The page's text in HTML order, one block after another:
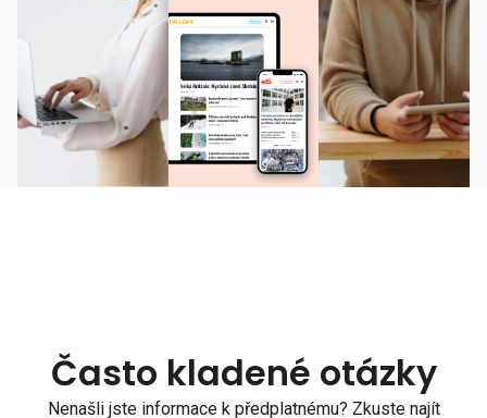
Často kladené otázky
Nenašli jste informace k předplatnému? Zkuste najít